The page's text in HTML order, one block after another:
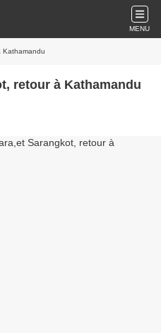
MENU
Kathamandu
retour à Kathamandu